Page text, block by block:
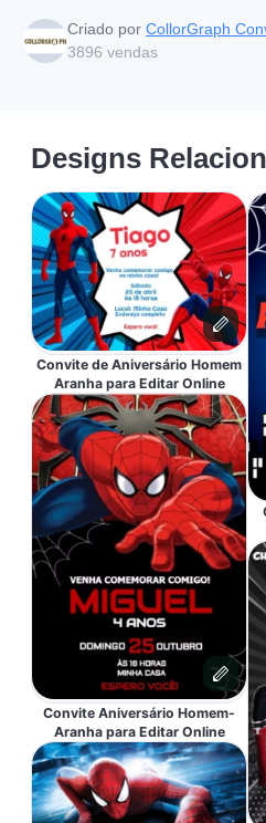
Criado por CollorGraph
3896 vendas
Designs
Convite de Aniversário Homem
Aranha para Editar Online
Convite Aniversário Homem-
Aranha para Editar Online